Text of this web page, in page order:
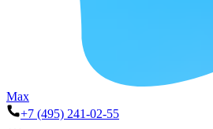
Max
+7 (495) 241-02-55